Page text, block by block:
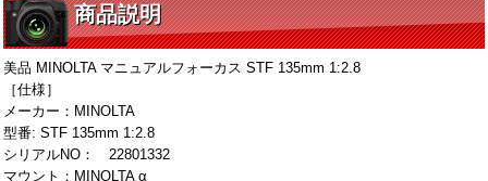
商品説明
美品 MINOLTA マニュアルフォーカス STF 135mm 1:2.8
［仕様］
メーカー：MINOLTA
型番: STF 135mm 1:2.8
シリアルNO： 22801332
マウント：MINOLTA α